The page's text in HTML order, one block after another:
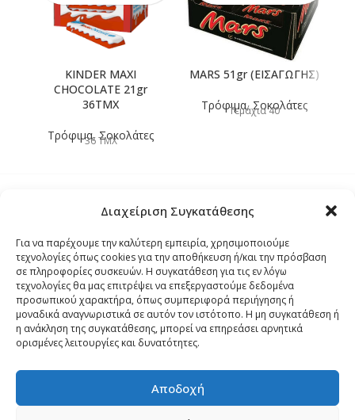
Διαχείριση Συγκατάθεσης
Για να παρέχουμε την καλύτερη εμπειρία, χρησιμοποιούμε
τεχνολογίες όπως cookies για την αποθήκευση ή/και την πρόσβαση
σε πληροφορίες συσκευών. Η συγκατάθεση για τις εν λόγω
τεχνολογίες θα μας επιτρέψει να επεξεργαστούμε δεδομένα
προσωπικού χαρακτήρα, όπως συμπεριφορά περιήγησης ή
μοναδικά αναγνωριστικά σε αυτόν τον ιστότοπο. Η μη συγκατάθεση ή
η ανάκληση της συγκατάθεσης, μπορεί να επηρεάσει αρνητικά
ορισμένες λειτουργίες και δυνατότητες.
Αποδοχή
KINDER MAXI
CHOCOLATE 21gr
36TMX
Τρόφιμα,Σοκολάτες
36 TMX
MARS 51gr (ΕΙΣΑΓΩΓΗΣ)
Τρόφιμα,Σοκολάτες
Τεμάχια 40
Τρόποι Αποστολής
Τρόποι Αγοράς – Πληρωμής – Επιστρόφης
Όροι και Προϋποθέσεις
Δήλωση Απορρήτου